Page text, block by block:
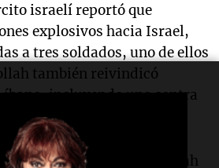
israelí reportó que
explosivos hacia Israel,
a tres soldados, uno de ellos
también reivindicó
incluyendo uno contra
enMisgav Am
entre Israel y Hezbollah